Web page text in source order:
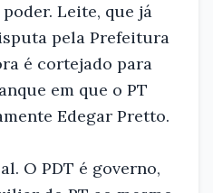
Leite, que já
pela Prefeitura
é cortejado para
em que o PT
Edegar Pretto.
O PDT é governo,